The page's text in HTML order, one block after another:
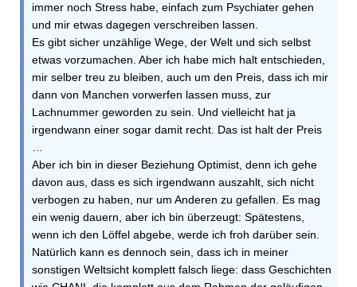
immer noch Stress habe, einfach zum Psychiater gehen
und mir etwas dagegen verschreiben lassen.
Es gibt sicher unzählige Wege, der Welt und sich selbst
etwas vorzumachen. Aber ich habe mich halt entschieden,
mir selber treu zu bleiben, auch um den Preis, dass ich mir
dann von Manchen vorwerfen lassen muss, zur
Lachnummer geworden zu sein. Und vielleicht hat ja
irgendwann einer sogar damit recht. Das ist halt der Preis
Aber ich bin in dieser Beziehung Optimist, denn ich gehe
davon aus, dass es sich irgendwann auszahlt, sich nicht
verbogen zu haben, nur um Anderen zu gefallen. Es mag
ein wenig dauern, aber ich bin überzeugt: Spätestens,
wenn ich den Löffel abgebe, werde ich froh darüber sein.
Natürlich kann es dennoch sein, dass ich in meiner
sonstigen Weltsicht komplett falsch liege: dass Geschichten